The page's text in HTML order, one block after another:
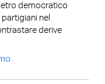
democratico
nel
derive